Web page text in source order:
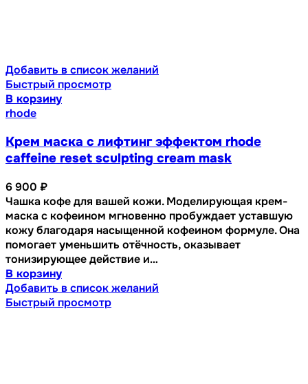
Добавить в список желаний
Быстрый просмотр
В корзину
rhode
Крем маска с лифтинг эффектом rhode
caffeine reset sculpting cream mask
6 900 ₽
Чашка кофе для вашей кожи. Моделирующая крем-
маска с кофеином мгновенно пробуждает уставшую
кожу благодаря насыщенной кофеином формуле. Она
помогает уменьшить отёчность, оказывает
тонизирующее действие и…
В корзину
Добавить в список желаний
Быстрый просмотр